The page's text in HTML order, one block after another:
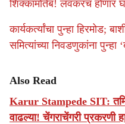
शिक्कामोर्तब! लवकरच होणार
कार्यकर्त्यांचा पुन्हा हिरमोड;
समित्यांच्या निवडणुकांना पुन्हा
Also Read
Karur Stampede SIT:
वाढल्या! चेंगराचेंगरी प्रकरणी